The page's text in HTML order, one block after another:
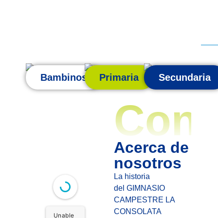
Bambinos Primaria Secundaria
Unable
Acerca de
nosotros
La historia
del GIMNASIO
CAMPESTRE LA
CONSOLATA